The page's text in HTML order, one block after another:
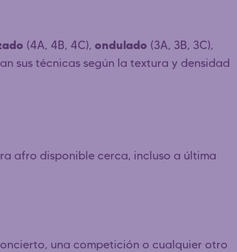
(4A, 4B, 4C), ondulado (3A, 3B, 3C),
sus técnicas según la textura y densidad
afro disponible cerca, incluso a última
una competición o cualquier otro